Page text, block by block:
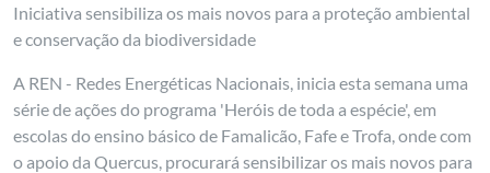
Iniciativa sensibiliza os mais novos para a proteção ambiental
e conservação da biodiversidade
A REN - Redes Energéticas Nacionais, inicia esta semana uma
série de ações do programa 'Heróis de toda a espécie', em
escolas do ensino básico de Famalicão, Fafe e Trofa, onde com
o apoio da Quercus, procurará sensibilizar os mais novos para